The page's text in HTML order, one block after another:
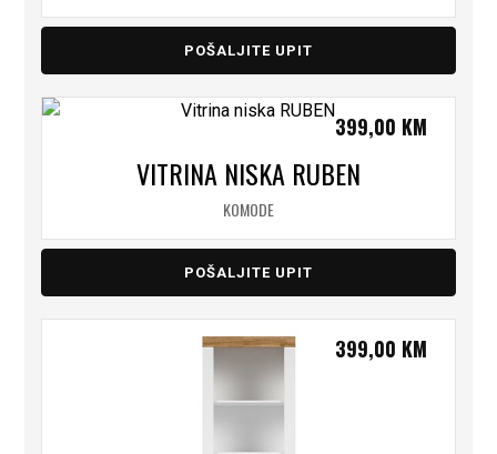
POŠALJITE UPIT
VITRINA NISKA RUBEN
KOMODE
399,00 KM
POŠALJITE UPIT
399,00 KM